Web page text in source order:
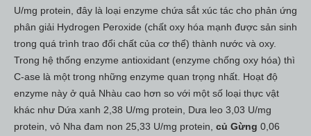
U/mg protein, đây là loại enzyme chứa sắt xúc tác cho phản ứng
phân giải Hydrogen Peroxide (chất oxy hóa mạnh được sản sinh
trong quá trình trao đổi chất của cơ thể) thành nước và oxy.
Trong hệ thống enzyme antioxidant (enzyme chống oxy hóa) thì
C-ase là một trong những enzyme quan trọng nhất. Hoạt độ
enzyme này ở quả Nhàu cao hơn so với một số loại thực vật
khác như Dứa xanh 2,38 U/mg protein, Dưa leo 3,03 U/mg
protein, vỏ Nha đam non 25,33 U/mg protein, củ Gừng 0,06